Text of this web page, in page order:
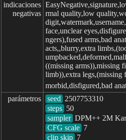
indicaciones
negativas rmal quality,low
face,unclear
ngers),fused arms,bad
acts,,blurry,extra
((missing arms)),missing
limb)),extra legs,(missing
morbid,disfigured,bad
parámetros
seed
steps
sampler
CFG scale
clip skip 7